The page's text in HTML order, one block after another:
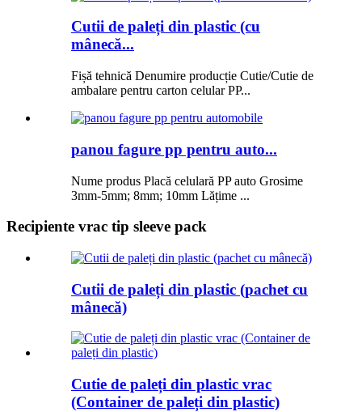
Cutii de paleți din plastic (cu
mânecă...
Fișă tehnică Denumire producție Cutie/Cutie de
ambalare pentru carton celular PP...
panou fagure pp pentru auto...
Nume produs Placă celulară PP auto Grosime
3mm-5mm; 8mm; 10mm Lățime ...
Recipiente vrac tip sleeve pack
Cutii de paleți din plastic (pachet cu
mânecă)
Cutie de paleți din plastic vrac
(Container de paleți din plastic)